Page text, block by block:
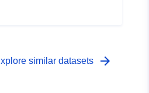
similar datasets arrow_forward